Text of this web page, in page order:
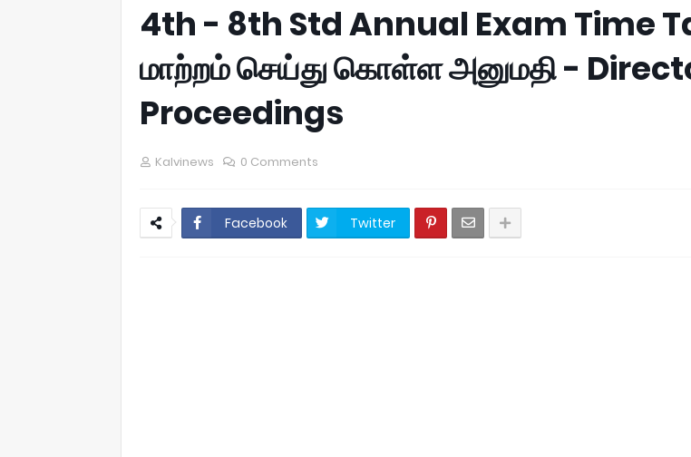
4th - 8th Std Annual Exam Time
மாற்றம் செய்து கொள்ள அனுமதி -
Proceedings
Kalvinews 0 Comments
Facebook Twitter